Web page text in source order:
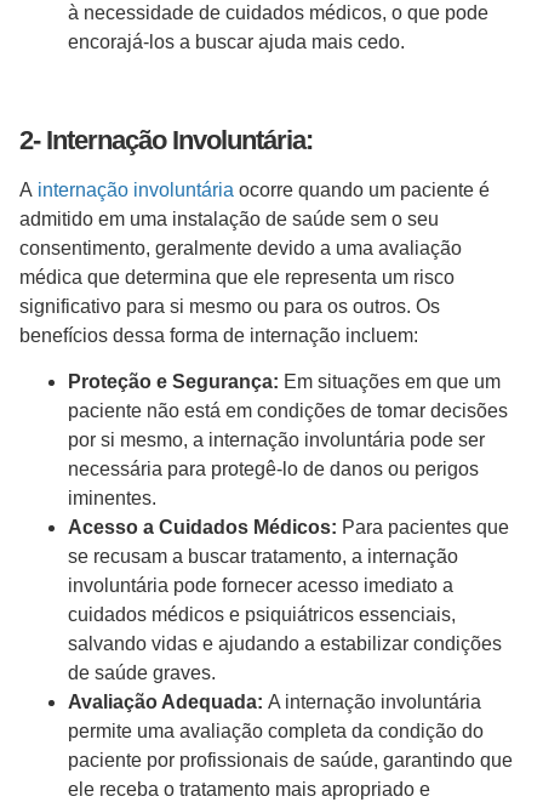
à necessidade de cuidados médicos, o que pode
encorajá-los a buscar ajuda mais cedo.
2- Internação Involuntária:
A internação involuntária ocorre quando um paciente é
admitido em uma instalação de saúde sem o seu
consentimento, geralmente devido a uma avaliação
médica que determina que ele representa um risco
significativo para si mesmo ou para os outros. Os
benefícios dessa forma de internação incluem:
Proteção e Segurança: Em situações em que um
paciente não está em condições de tomar decisões
por si mesmo, a internação involuntária pode ser
necessária para protegê-lo de danos ou perigos
iminentes.
Acesso a Cuidados Médicos: Para pacientes que
se recusam a buscar tratamento, a internação
involuntária pode fornecer acesso imediato a
cuidados médicos e psiquiátricos essenciais,
salvando vidas e ajudando a estabilizar condições
de saúde graves.
Avaliação Adequada: A internação involuntária
permite uma avaliação completa da condição do
paciente por profissionais de saúde, garantindo que
ele receba o tratamento mais apropriado e